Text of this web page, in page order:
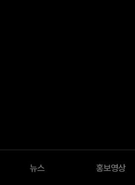
뉴스 홍보영상